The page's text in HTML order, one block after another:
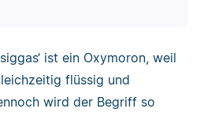
ist ein Oxymoron, weil
flüssig und
wird der Begriff so